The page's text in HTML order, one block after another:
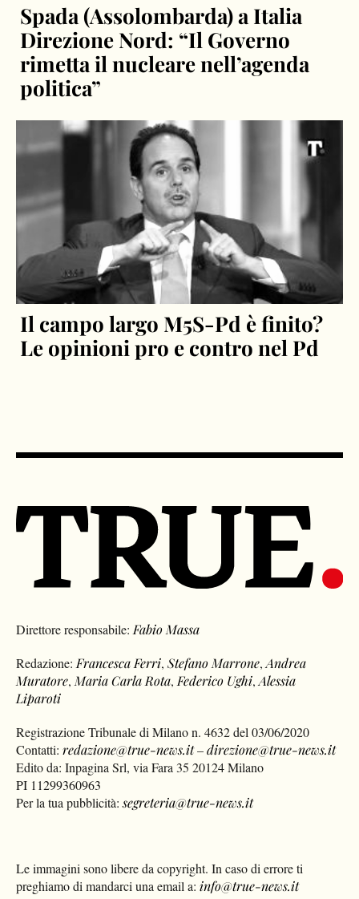
Spada (Assolombarda) a Italia
Direzione Nord: “Il Governo
rimetta il nucleare nell’agenda
politica”
Il campo largo M5S-Pd è finito?
Le opinioni pro e contro nel Pd
Direttore responsabile:Fabio Massa
Redazione:Francesca Ferri,Stefano Marrone,Andrea
Muratore,Maria Carla Rota,Federico Ughi,Alessia
Liparoti
Registrazione Tribunale di Milano n. 4632 del 03/06/2020
Contatti:redazione@true-news.it–direzione@true-news.it
Edito da: Inpagina Srl, via Fara 35 20124 Milano
PI 11299360963
Per la tua pubblicità:segreteria@true-news.it
Le immagini sono libere da copyright. In caso di errore ti
preghiamo di mandarci una email a: info@true-news.it